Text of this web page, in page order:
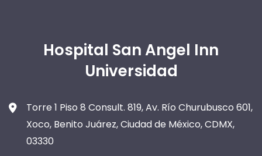
Hospital San Angel Inn
Universidad
Torre 1 Piso 8 Consult. 819, Av. Río Churubusco 601,
Xoco, Benito Juárez, Ciudad de México, CDMX,
03330